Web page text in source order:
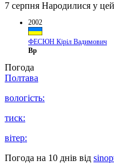
7 серпня Народилися у
2002
ФЕСЮН Кіріл Вадимович
Вр
Погода
Полтава
вологість:
тиск:
вітер:
Погода на 10 днів від